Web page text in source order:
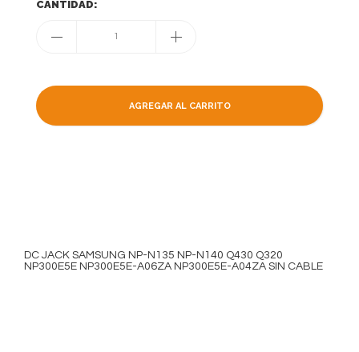
CANTIDAD:
1
AGREGAR AL CARRITO
DC JACK SAMSUNG NP-N135 NP-N140 Q430 Q320
NP300E5E NP300E5E-A06ZA NP300E5E-A04ZA SIN CABLE